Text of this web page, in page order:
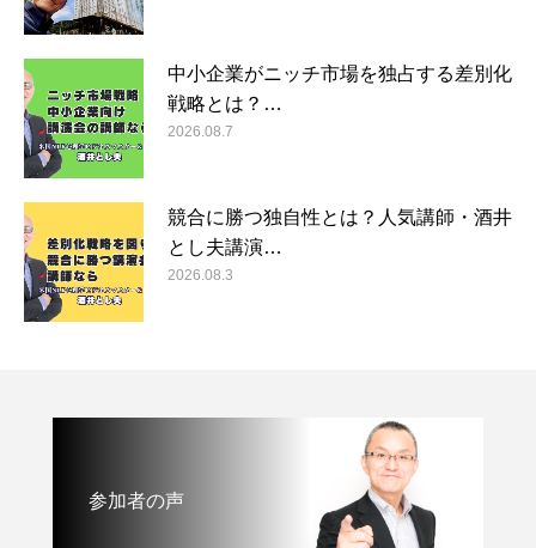
中小企業がニッチ市場を独占する差別化
戦略とは？…
2026.08.7
競合に勝つ独自性とは？人気講師・酒井
とし夫講演…
2026.08.3
参加者の声